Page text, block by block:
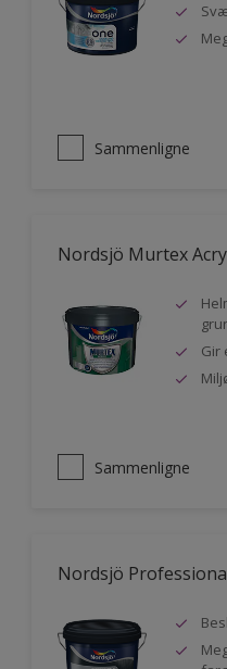
Sammenligne
Nordsjö Murtex
Gir
Sammenligne
Nordsjö